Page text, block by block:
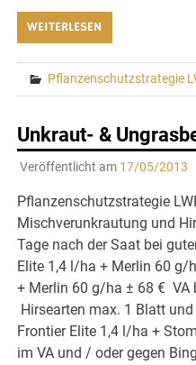
WEITERLESEN
Pflanzenschutzstrategie
Unkraut- &
Veröffentlicht am 17/05/2013
Pflanzenschutzstrategie
Mischverunkrautung und
Tage nach der Saat bei
Elite 1,4 l/ha + Merlin 60
+ Merlin 60 g/ha ± 68 € VA
Hirsearten max. 1 Blatt
Frontier Elite 1,4 l/ha +
im VA und / oder gegen